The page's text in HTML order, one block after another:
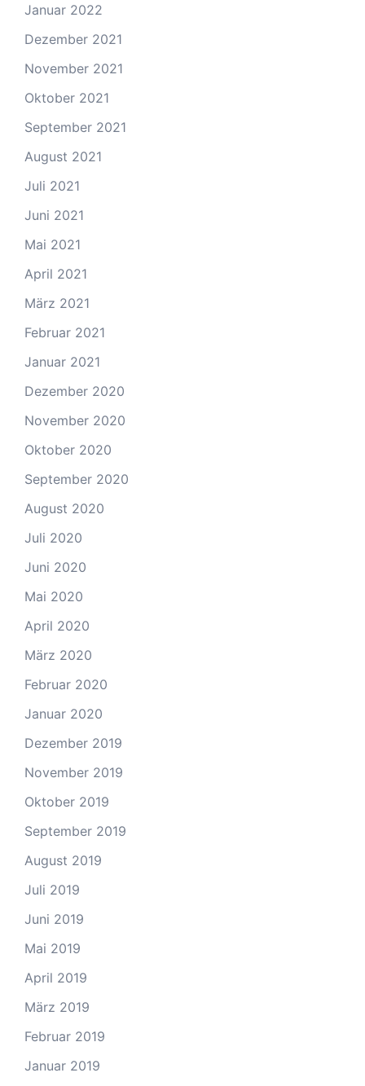
Januar 2022
Dezember 2021
November 2021
Oktober 2021
September 2021
August 2021
Juli 2021
Juni 2021
Mai 2021
April 2021
März 2021
Februar 2021
Januar 2021
Dezember 2020
November 2020
Oktober 2020
September 2020
August 2020
Juli 2020
Juni 2020
Mai 2020
April 2020
März 2020
Februar 2020
Januar 2020
Dezember 2019
November 2019
Oktober 2019
September 2019
August 2019
Juli 2019
Juni 2019
Mai 2019
April 2019
März 2019
Februar 2019
Januar 2019